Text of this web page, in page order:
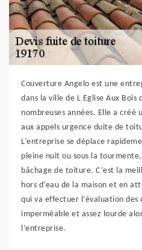
Couverture Angelo est une
dans la ville de L Eglise Aux Bois
nombreuses années. Elle a créé
aux appels urgence duite de
L’entreprise se déplace
pleine nuit ou sous la
bâchage de toiture. C’est la
hors d’eau de la maison et en
qui va effectuer l’évaluation
imperméable et assez lourde
l’entreprise.